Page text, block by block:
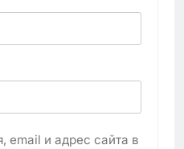
email и адрес сайта в